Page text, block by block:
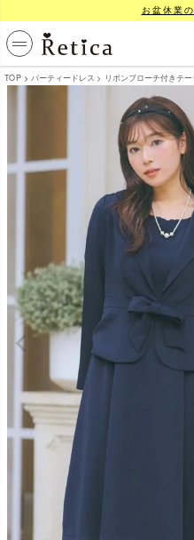
お盆休業
TOP パーティードレス リボンブローチ付きテ